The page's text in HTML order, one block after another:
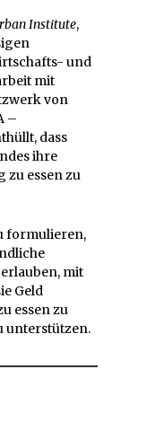
Institute,
und
mit
von
–
dass
ihre
zu essen zu
formulieren,
mit
Geld
essen zu
unterstützen.